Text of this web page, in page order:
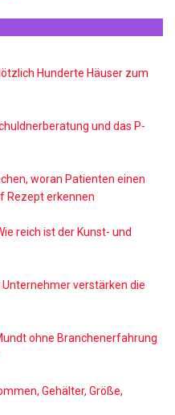
Hunderte Häuser zum
und das P-
woran Patienten einen
Rezept erkennen
reich ist der Kunst- und
Unternehmer verstärken die
ohne Branchenerfahrung
Gehälter, Größe,